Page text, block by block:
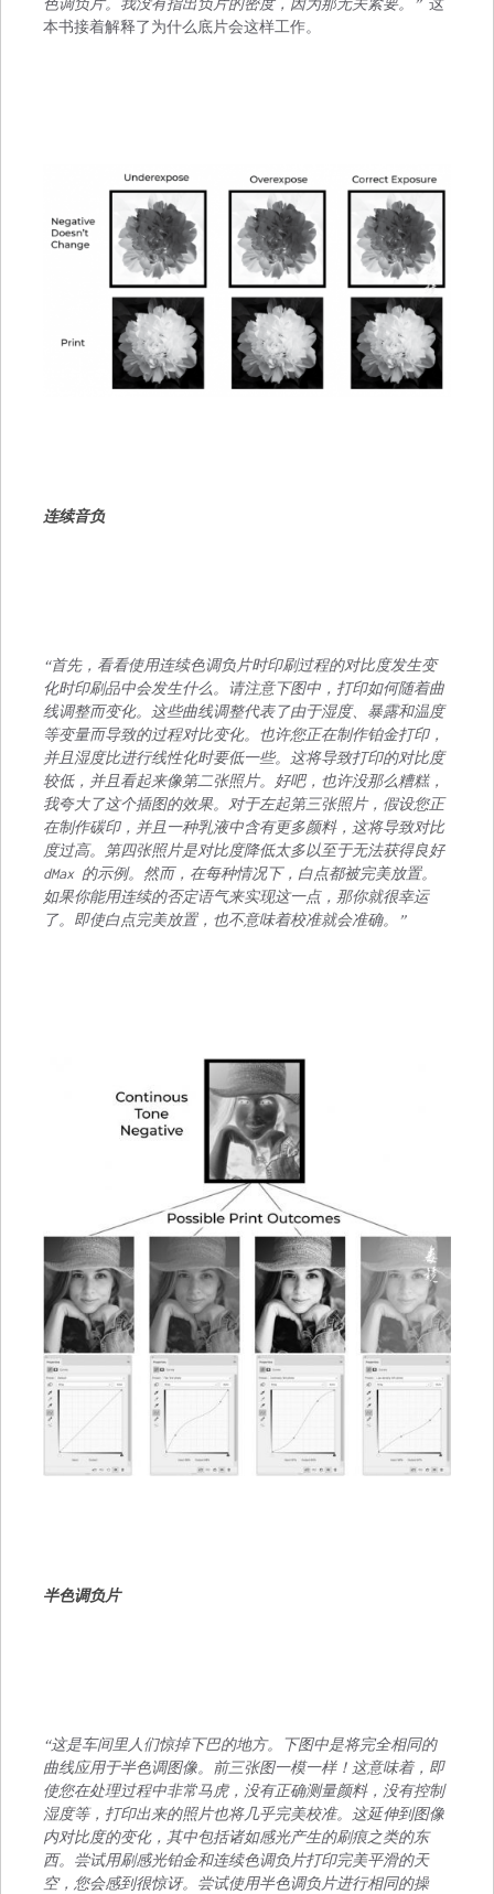
色调负片。我没有指出负片的密度，因为那无关紧要。” 这
本书接着解释了为什么底片会这样工作。
连续音负
“首先，看看使用连续色调负片时印刷过程的对比度发生变
化时印刷品中会发生什么。请注意下图中，打印如何随着曲
线调整而变化。这些曲线调整代表了由于湿度、暴露和温度
等变量而导致的过程对比变化。也许您正在制作铂金打印，
并且湿度比进行线性化时要低一些。这将导致打印的对比度
较低，并且看起来像第二张照片。好吧，也许没那么糟糕，
我夸大了这个插图的效果。对于左起第三张照片，假设您正
在制作碳印，并且一种乳液中含有更多颜料，这将导致对比
度过高。第四张照片是对比度降低太多以至于无法获得良好
dMax 的示例。然而，在每种情况下，白点都被完美放置。
如果你能用连续的否定语气来实现这一点，那你就很幸运
了。即使白点完美放置，也不意味着校准就会准确。”
半色调负片
“这是车间里人们惊掉下巴的地方。下图中是将完全相同的
曲线应用于半色调图像。前三张图一模一样！这意味着，即
使您在处理过程中非常马虎，没有正确测量颜料，没有控制
湿度等，打印出来的照片也将几乎完美校准。这延伸到图像
内对比度的变化，其中包括诸如感光产生的刷痕之类的东
西。尝试用刷感光铂金和连续色调负片打印完美平滑的天
空，您会感到很惊讶。尝试使用半色调负片进行相同的操